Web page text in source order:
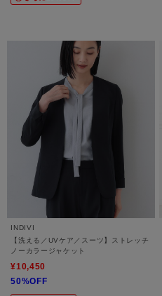
INDIVI
【洗える／UVケア／スーツ】ストレッチ
ノーカラージャケット
¥10,450
50%OFF